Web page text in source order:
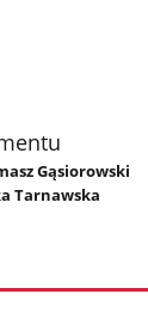
Gąsiorowski
Tarnawska